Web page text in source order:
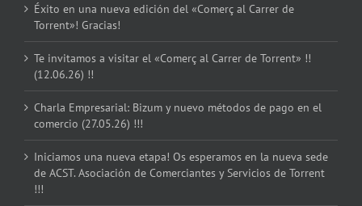
Éxito en una nueva edición del «Comerç al Carrer de
Torrent»! Gracias!
Te invitamos a visitar el «Comerç al Carrer de Torrent» !!
(12.06.26) !!
Charla Empresarial: Bizum y nuevo métodos de pago en el
comercio (27.05.26) !!!
Iniciamos una nueva etapa! Os esperamos en la nueva sede
de ACST. Asociación de Comerciantes y Servicios de Torrent
!!!